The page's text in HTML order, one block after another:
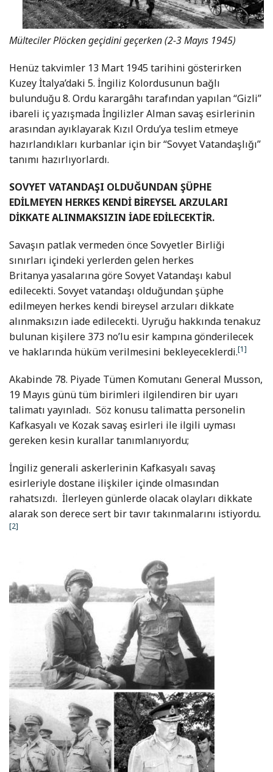
Mülteciler Plöcken geçidini geçerken (2-3 Mayıs 1945)
Henüz takvimler 13 Mart 1945 tarihini gösterirken
Kuzey İtalya’daki 5. İngiliz Kolordusunun bağlı
bulunduğu 8. Ordu karargâhı tarafından yapılan “Gizli”
ibareli iç yazışmada İngilizler Alman savaş esirlerinin
arasından ayıklayarak Kızıl Ordu’ya teslim etmeye
hazırlandıkları kurbanlar için bir “Sovyet Vatandaşlığı”
tanımı hazırlıyorlardı.
SOVYET VATANDAŞI OLDUĞUNDAN ŞÜPHE
EDİLMEYEN HERKES KENDİ BİREYSEL ARZULARI
DİKKATE ALINMAKSIZIN İADE EDİLECEKTİR.
Savaşın patlak vermeden önce Sovyetler Birliği
sınırları içindeki yerlerden gelen herkes
Britanya yasalarına göre Sovyet Vatandaşı kabul
edilecekti. Sovyet vatandaşı olduğundan şüphe
edilmeyen herkes kendi bireysel arzuları dikkate
alınmaksızın iade edilecekti. Uyruğu hakkında tenakuz
bulunan kişilere 373 no’lu esir kampına gönderilecek
ve haklarında hüküm verilmesini bekleyeceklerdi.[1]
Akabinde 78. Piyade Tümen Komutanı General Musson,
19 Mayıs günü tüm birimleri ilgilendiren bir uyarı
talimatı yayınladı. Söz konusu talimatta personelin
Kafkasyalı ve Kozak savaş esirleri ile ilgili uyması
gereken kesin kurallar tanımlanıyordu;
İngiliz generali askerlerinin Kafkasyalı savaş
esirleriyle dostane ilişkiler içinde olmasından
rahatsızdı. İlerleyen günlerde olacak olayları dikkate
alarak son derece sert bir tavır takınmalarını istiyordu.
[2]